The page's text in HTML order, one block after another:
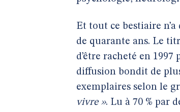
Et tout ce bestiaire
de quarante ans. Le
d’être racheté en
diffusion bondit de plus
exemplaires selon le
vivre ». Lu à 70 % par